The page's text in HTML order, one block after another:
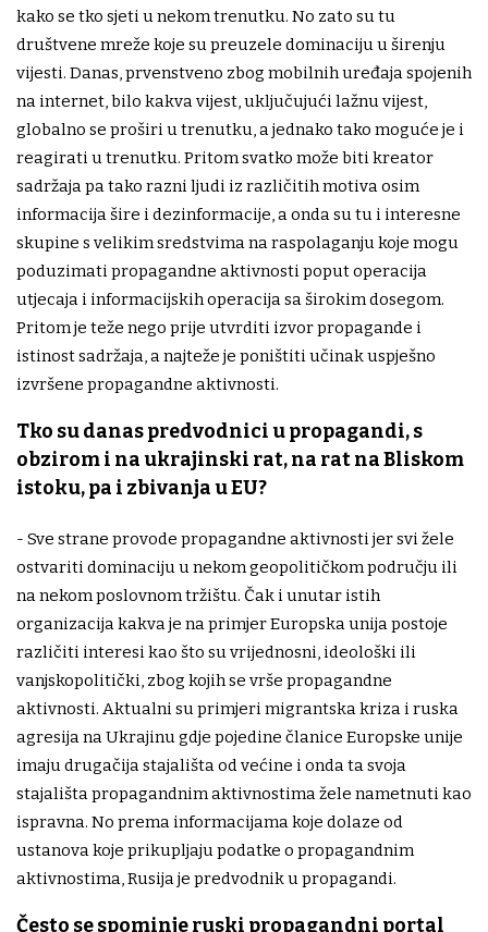
kako se tko sjeti u nekom trenutku. No zato su tu
društvene mreže koje su preuzele dominaciju u širenju
vijesti. Danas, prvenstveno zbog mobilnih uređaja spojenih
na internet, bilo kakva vijest, uključujući lažnu vijest,
globalno se proširi u trenutku, a jednako tako moguće je i
reagirati u trenutku. Pritom svatko može biti kreator
sadržaja pa tako razni ljudi iz različitih motiva osim
informacija šire i dezinformacije, a onda su tu i interesne
skupine s velikim sredstvima na raspolaganju koje mogu
poduzimati propagandne aktivnosti poput operacija
utjecaja i informacijskih operacija sa širokim dosegom.
Pritom je teže nego prije utvrditi izvor propagande i
istinost sadržaja, a najteže je poništiti učinak uspješno
izvršene propagandne aktivnosti.
Tko su danas predvodnici u propagandi, s
obzirom i na ukrajinski rat, na rat na Bliskom
istoku, pa i zbivanja u EU?
- Sve strane provode propagandne aktivnosti jer svi žele
ostvariti dominaciju u nekom geopolitičkom području ili
na nekom poslovnom tržištu. Čak i unutar istih
organizacija kakva je na primjer Europska unija postoje
različiti interesi kao što su vrijednosni, ideološki ili
vanjskopolitički, zbog kojih se vrše propagandne
aktivnosti. Aktualni su primjeri migrantska kriza i ruska
agresija na Ukrajinu gdje pojedine članice Europske unije
imaju drugačija stajališta od većine i onda ta svoja
stajališta propagandnim aktivnostima žele nametnuti kao
ispravna. No prema informacijama koje dolaze od
ustanova koje prikupljaju podatke o propagandnim
aktivnostima, Rusija je predvodnik u propagandi.
Često se spominje ruski propagandni portal